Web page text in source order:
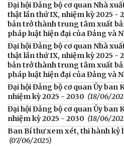
Đại hội Đảng bộ cơ quan Nhà
thật lần thứ IX, nhiệm kỳ 2025 -
bản trở thành trung tâm xuất
pháp luật hiện đại của Đảng và
Đại hội Đảng bộ cơ quan Nhà
thật lần thứ IX, nhiệm kỳ 2025 -
bản trở thành trung tâm xuất
pháp luật hiện đại của Đảng và
Đại hội Đảng bộ cơ quan Ủy ban
nhiệm kỳ 2025 - 2030 (18/06/
Đại hội Đảng bộ cơ quan Ủy ban
nhiệm kỳ 2025 - 2030 (18/06/
Ban Bí thư xem xét, thi hành kỷ
(07/06/2025)